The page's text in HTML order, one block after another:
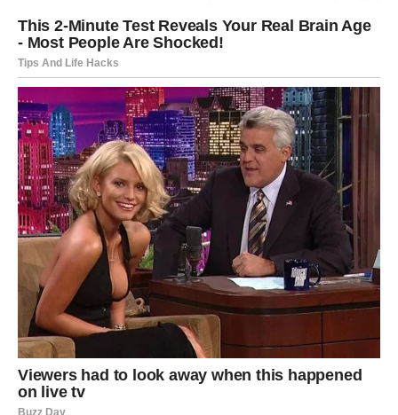
Postupak pripreme:
Priprema brokule i gljiva:
Cvjetiće brokule blanširajte u kipućoj slanoj vodi
oko 15 minuta.
Šampinjone pirjajte na maslacu i maslinovom ulju
sa solju, paprom i vlascem dok ne omekšaju.
Izrada tijesta:
U zdjeli pomiješajte jaja, mlijeko, jogurt, brašno,
prašak za pecivo, sol, papar i bosiljak.
Sastavljanje kolača:
U namašćenu posudu za pečenje složite brokulu i
gljive, prelijte tijestom, a zatim pospite naribanim
sirom, mozzarellom i krušnim mrvicama.
Pečenje: